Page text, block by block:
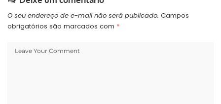
e/ou estadual mudar a…
O seu endereço de e-mail não será publicado. Campos
obrigatórios são marcados com *